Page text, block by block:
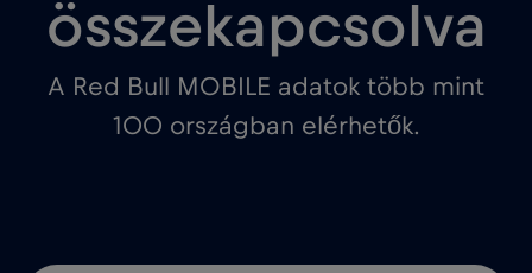
összekapcsolva
A Red Bull MOBILE adatok több mint
100 országban elérhetők.